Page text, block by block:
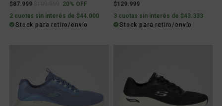
$87.999
Price reduced from
to20% OFF
2 cuotas sin interés de $44.000
Stock para retiro/envío
$129.999
3 cuotas sin interés de $43.333
Stock para retiro/envío